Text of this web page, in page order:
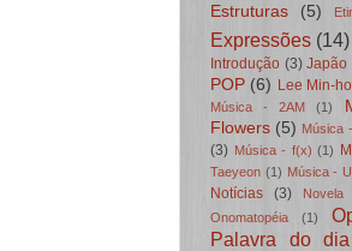
Estruturas (5)
Expressões (14)
Introdução (3) Japão
POP (6) Lee Min-ho
Música - 2AM (1)
Flowers (5) Música
(3) Música - f(x) (1)
Taeyeon (1) Música -
Notícias (3) Novela
Onomatopéia (1)
Palavra do dia